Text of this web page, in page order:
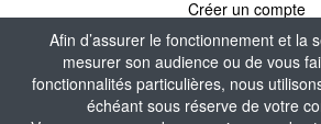
Afin d’assurer le fonctionnement et la
mesurer son audience ou de vous
fonctionnalités particulières, nous
échéant sous réserve de votre
Créer un compte